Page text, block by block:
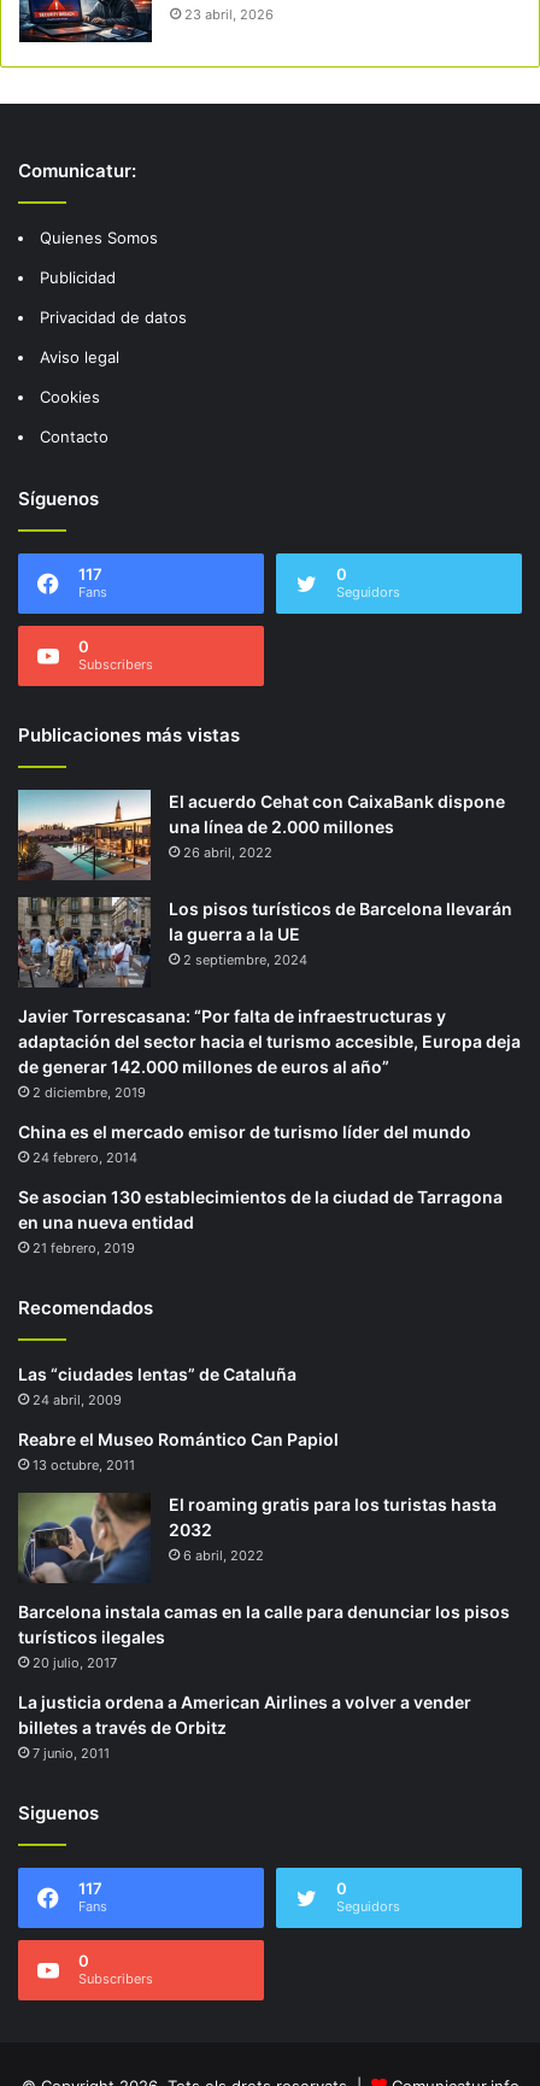
23 abril, 2026
Comunicatur:
Quienes Somos
Publicidad
Privacidad de datos
Aviso legal
Cookies
Contacto
Síguenos
117
Fans
0
Seguidors
0
Subscribers
Publicaciones más vistas
El acuerdo Cehat con CaixaBank dispone
una línea de 2.000 millones
26 abril, 2022
Los pisos turísticos de Barcelona llevarán
la guerra a la UE
2 septiembre, 2024
Javier Torrescasana: “Por falta de infraestructuras y
adaptación del sector hacia el turismo accesible, Europa deja
de generar 142.000 millones de euros al año”
2 diciembre, 2019
China es el mercado emisor de turismo líder del mundo
24 febrero, 2014
Se asocian 130 establecimientos de la ciudad de Tarragona
en una nueva entidad
21 febrero, 2019
Recomendados
Las “ciudades lentas” de Cataluña
24 abril, 2009
Reabre el Museo Romántico Can Papiol
13 octubre, 2011
El roaming gratis para los turistas hasta
2032
6 abril, 2022
Barcelona instala camas en la calle para denunciar los pisos
turísticos ilegales
20 julio, 2017
La justicia ordena a American Airlines a volver a vender
billetes a través de Orbitz
7 junio, 2011
Siguenos
117
Fans
0
Seguidors
0
Subscribers